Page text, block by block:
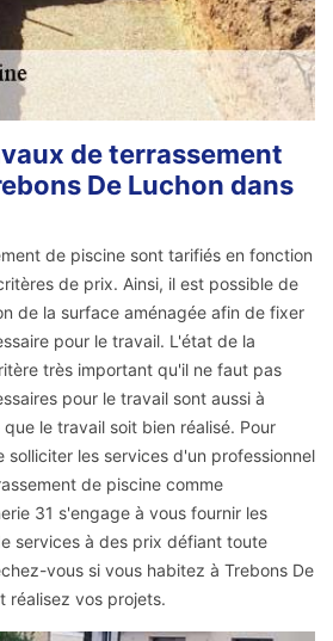
de terrassement
De Luchon dans
de piscine sont tarifiés en fonction
de prix. Ainsi, il est possible de
de la surface aménagée afin de fixer
pour le travail. L'état de la
très important qu'il ne faut pas
pour le travail sont aussi à
le travail soit bien réalisé. Pour
solliciter les services d'un professionnel
de piscine comme
31 s'engage à vous fournir les
services à des prix défiant toute
vous si vous habitez à Trebons De
réalisez vos projets.